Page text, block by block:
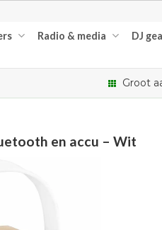
Radio & media DJ
Groot
en accu – Wit